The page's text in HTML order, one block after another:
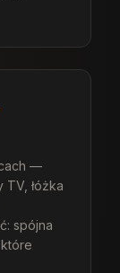
—
łóżka
spójna